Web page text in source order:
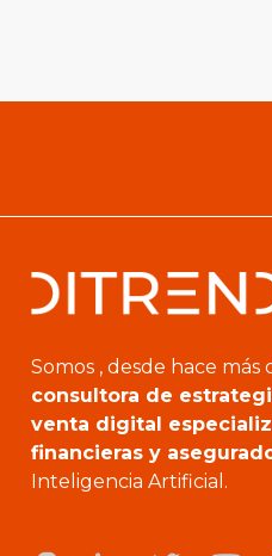
Somos , desde hace más
consultora de
venta digital
financieras y
Inteligencia Artificial.